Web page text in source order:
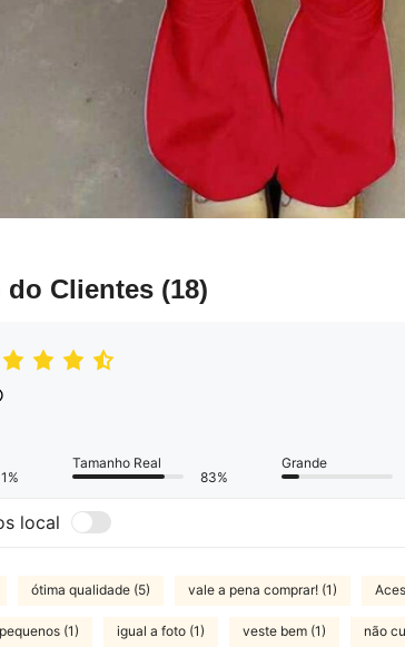
do Clientes (18)
1%
Tamanho Real
83%
Grande
local
ótima qualidade (5) vale a pena comprar! (1)
(1) igual a foto (1) veste bem (1) não